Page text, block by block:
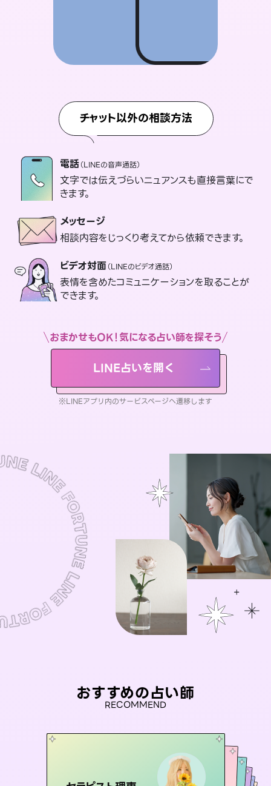
チャット以外の相談方法
電話（LINEの音声通話）
文字では伝えづらいニュアンスも直接言葉にで
きます。
メッセージ
相談内容をじっくり考えてから依頼できます。
ビデオ対面（LINEのビデオ通話）
表情を含めたコミュニケーションを取ることが
できます。
おまかせもOK！気になる占い師を探そう
LINE占いを開く
※LINEアプリ内のサービスページへ遷移します
おすすめの占い師
RECOMMEND